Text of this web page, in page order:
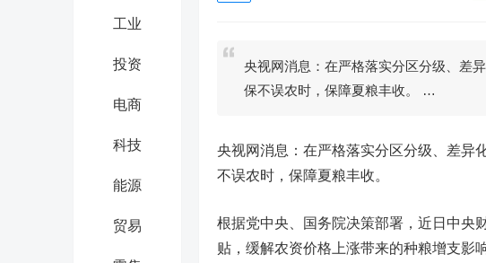
工业
投资
电商
科技
能源
贸易
央视网消息：在严格落实分区分级、差
保不误农时，保障夏粮丰收。 …
央视网消息：在严格落实分区分级、差异
不误农时，保障夏粮丰收。
根据党中央、国务院决策部署，近日中央
贴，缓解农资价格上涨带来的种粮增支影